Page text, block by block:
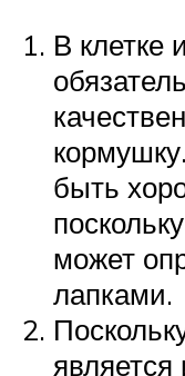
В клетке
быть
может
лапками.